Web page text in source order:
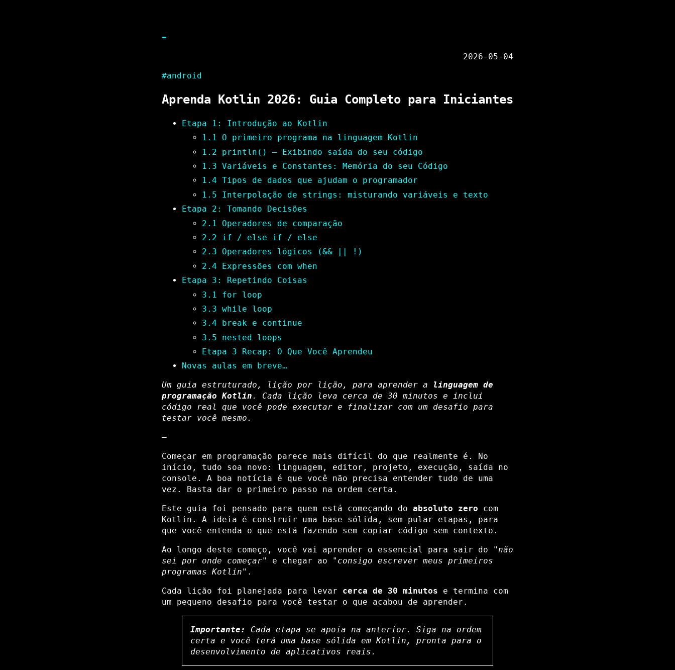
⬅
2026-05-04
#android
Aprenda Kotlin 2026: Guia Completo para Iniciantes
Etapa 1: Introdução ao Kotlin
1.1 O primeiro programa na linguagem Kotlin
1.2 println() — Exibindo saída do seu código
1.3 Variáveis e Constantes: Memória do seu Código
1.4 Tipos de dados que ajudam o programador
1.5 Interpolação de strings: misturando variáveis e texto
Etapa 2: Tomando Decisões
2.1 Operadores de comparação
2.2 if / else if / else
2.3 Operadores lógicos (&& || !)
2.4 Expressões com when
Etapa 3: Repetindo Coisas
3.1 for loop
3.3 while loop
3.4 break e continue
3.5 nested loops
Etapa 3 Recap: O Que Você Aprendeu
Novas aulas em breve…
Um guia estruturado, lição por lição, para aprender a
linguagem de
programação Kotlin. Cada lição leva cerca de 30 minutos e inclui
código real que você pode executar e finalizar com um desafio para
testar você mesmo.
—
Começar em programação parece mais difícil do que realmente é. No
início, tudo soa novo: linguagem, editor, projeto, execução, saída no
console. A boa notícia é que você não precisa entender tudo de uma
vez. Basta dar o primeiro passo na ordem certa.
Este guia foi pensado para quem está começando do absoluto zero com
Kotlin. A ideia é construir uma base sólida, sem pular etapas, para
que você entenda o que está fazendo sem copiar código sem contexto.
Ao longo deste começo, você vai aprender o essencial para sair do
"não
sei por onde começar"
e chegar ao
"consigo escrever meus primeiros
programas Kotlin" .
Cada lição foi planejada para levar cerca de 30 minutos e termina com
um pequeno desafio para você testar o que acabou de aprender.
Importante:
Cada etapa se apoia na anterior. Siga na ordem
certa e você terá uma base sólida em Kotlin, pronta para o
desenvolvimento de aplicativos reais.